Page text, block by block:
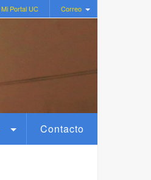
Mi Portal UC Correo
Contacto